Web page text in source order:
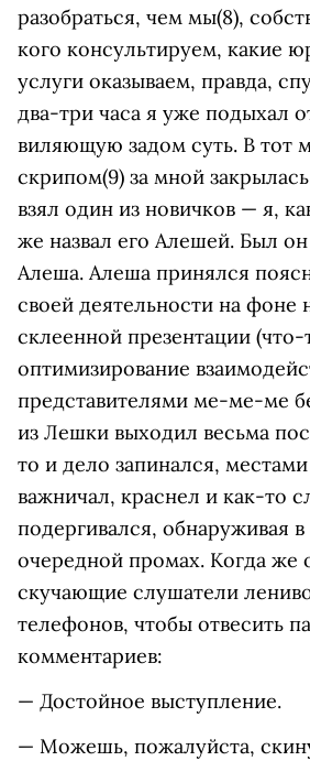
разобраться, чем мы(8),
кого консультируем, какие
услуги оказываем, правда,
два-три часа я уже подыхал
виляющую задом суть. В тот
скрипом(9) за мной
взял один из новичков — я,
же назвал его Алешей. Был
Алеша. Алеша принялся
своей деятельности на фоне
склеенной презентации
оптимизирование
представителями ме-ме-ме
из Лешки выходил весьма
то и дело запинался,
важничал, краснел и как-то
подергивался, обнаруживая
очередной промах. Когда же
скучающие слушатели
телефонов, чтобы отвесить
комментариев:
— Достойное выступление.
— Можешь, пожалуйста,